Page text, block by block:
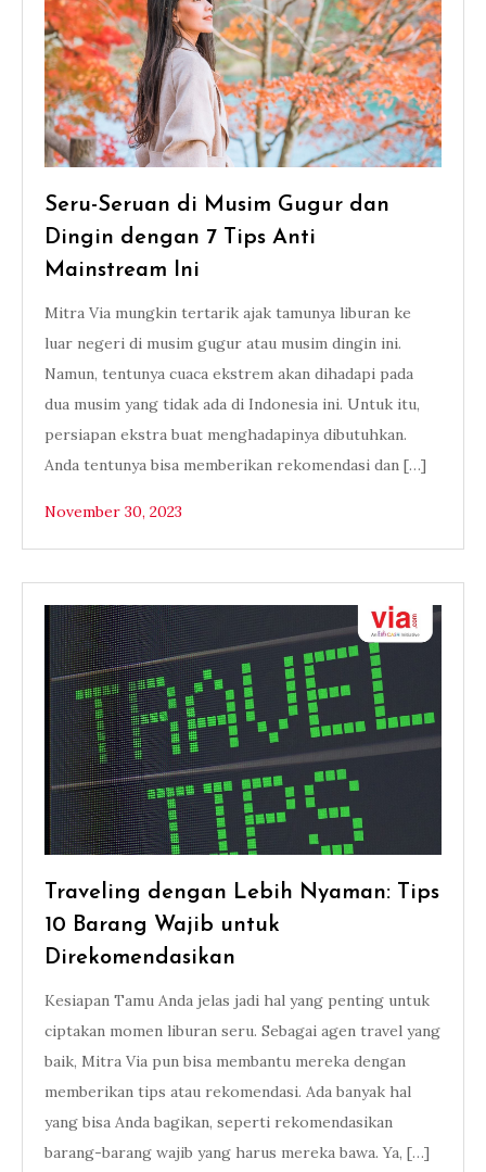
Seru-Seruan di Musim Gugur dan
Dingin dengan 7 Tips Anti
Mainstream Ini
Mitra Via mungkin tertarik ajak tamunya liburan ke
luar negeri di musim gugur atau musim dingin ini.
Namun, tentunya cuaca ekstrem akan dihadapi pada
dua musim yang tidak ada di Indonesia ini. Untuk itu,
persiapan ekstra buat menghadapinya dibutuhkan.
Anda tentunya bisa memberikan rekomendasi dan […]
November 30, 2023
Traveling dengan Lebih Nyaman: Tips
10 Barang Wajib untuk
Direkomendasikan
Kesiapan Tamu Anda jelas jadi hal yang penting untuk
ciptakan momen liburan seru. Sebagai agen travel yang
baik, Mitra Via pun bisa membantu mereka dengan
memberikan tips atau rekomendasi. Ada banyak hal
yang bisa Anda bagikan, seperti rekomendasikan
barang-barang wajib yang harus mereka bawa. Ya, […]